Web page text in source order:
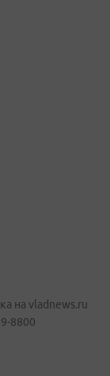
на vladnews.ru
8800